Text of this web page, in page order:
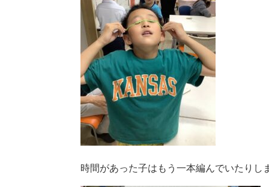
時間があった子はもう一本編んでいたりし